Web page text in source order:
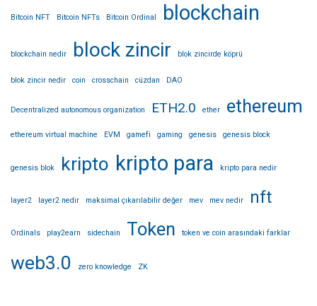
Bitcoin NFT Bitcoin NFTs Bitcoin Ordinal blockchain
blockchain nedir block zincir blok zincirde köprü
blok zincir nedir coin crosschain cüzdan DAO
Decentralized autonomous organization ETH2.0 ether ethereum
ethereum virtual machine EVM gamefi gaming genesis genesis block
genesis blok kripto kripto para kripto para nedir
layer2 layer2 nedir maksimal çıkarılabilir değer mev mev nedir nft
Ordinals play2earn sidechain Token token ve coin arasındaki farklar
web3.0 zero knowledge ZK